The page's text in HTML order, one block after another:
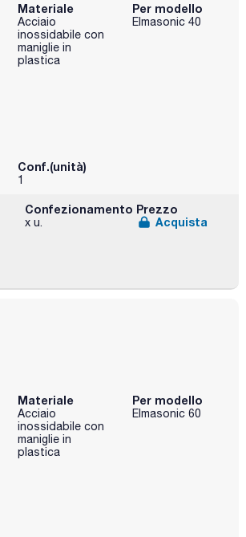
Materiale
Acciaio
inossidabile con
maniglie in
plastica
Per modello
Elmasonic 40
Conf.(unità)
1
Confezionamento
x u.
Prezzo
Acquista
Materiale
Acciaio
inossidabile con
maniglie in
plastica
Per modello
Elmasonic 60